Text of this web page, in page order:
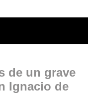
de un grave
Ignacio de